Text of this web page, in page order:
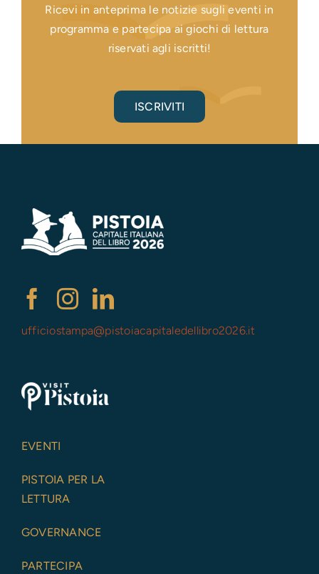
Ricevi in anteprima le notizie sugli eventi in
programma e partecipa ai giochi di lettura
riservati agli iscritti!
ISCRIVITI
ufficiostampa@pistoiacapitaledellibro2026.it
EVENTI
PISTOIA PER LA
LETTURA
GOVERNANCE
PARTECIPA